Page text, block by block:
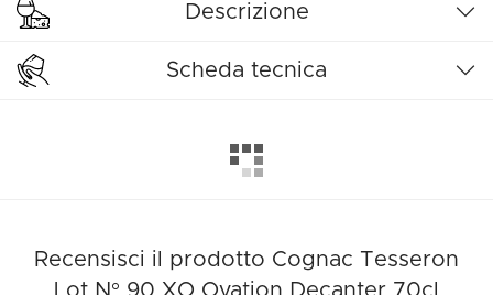
Descrizione
Scheda tecnica
Recensisci il prodotto Cognac Tesseron
Lot N° 90 XO Ovation Decanter 70cl